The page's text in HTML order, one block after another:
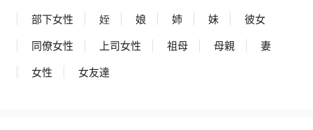
かき氷入浴剤4点セット
（ブルー）（748円）
かき氷入浴剤4点セット
（イエロー）（748円）
バスフラワー
【Thank you
円）
部下女性
姪 娘 姉 妹
彼女
同僚女性
上司女性 祖母 母親
妻
女性
女友達